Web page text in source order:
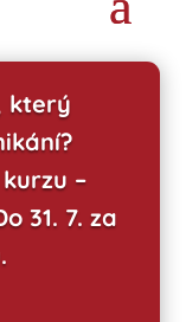
který
–
31. 7. za